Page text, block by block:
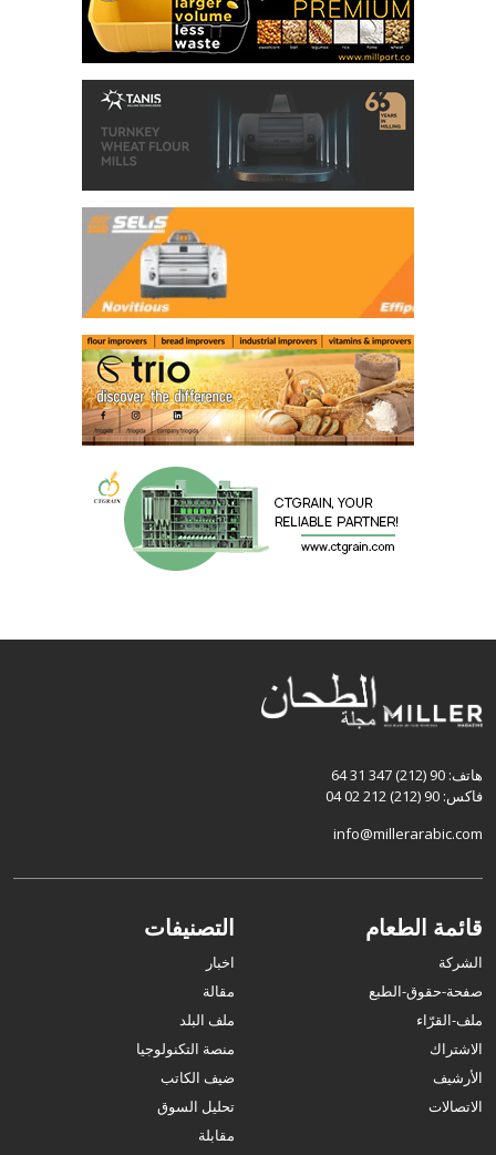
هاتف: 90 (212) 347 31 64
فاكس: 90 (212) 212 02 04
info@millerarabic.com
قائمة الطعام
الشركة
صفحة-حقوق-الطبع
ملف-القرّاء
الاشتراك
الأرشيف
الاتصالات
التصنيفات
اخبار
مقالة
ملف البلد
منصة التكنولوجيا
ضيف الكاتب
تحليل السوق
مقابلة